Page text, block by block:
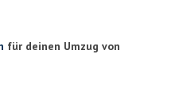
für deinen Umzug von